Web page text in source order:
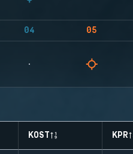
04 05
KOST KPR